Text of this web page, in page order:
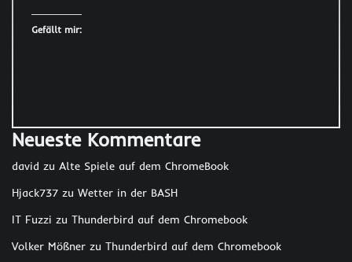
Gefällt mir:
Neueste Kommentare
david zu Alte Spiele auf dem ChromeBook
Hjack737 zu Wetter in der BASH
IT Fuzzi zu Thunderbird auf dem Chromebook
Volker Mößner zu Thunderbird auf dem Chromebook